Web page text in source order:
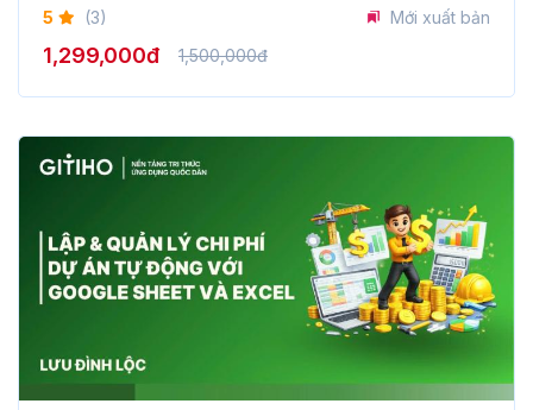
5 (3) Mới xuất bản
1,299,000đ 1,500,000đ